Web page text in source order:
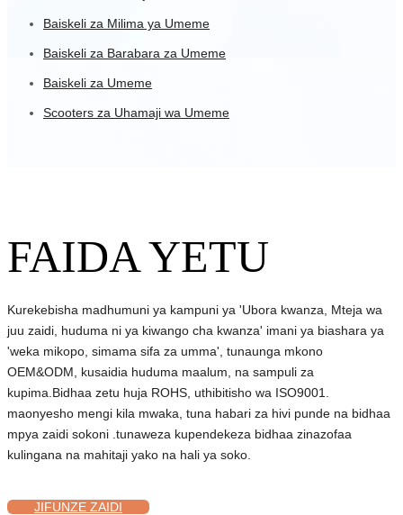
Baiskeli za Milima ya Umeme
Baiskeli za Barabara za Umeme
Baiskeli za Umeme
Scooters za Uhamaji wa Umeme
FAIDA YETU
Kurekebisha madhumuni ya kampuni ya 'Ubora kwanza, Mteja wa
juu zaidi, huduma ni ya kiwango cha kwanza' imani ya biashara ya
'weka mikopo, simama sifa za umma', tunaunga mkono
OEM&ODM, kusaidia huduma maalum, na sampuli za
kupima.Bidhaa zetu huja ROHS, uthibitisho wa ISO9001.
maonyesho mengi kila mwaka, tuna habari za hivi punde na bidhaa
mpya zaidi sokoni .tunaweza kupendekeza bidhaa zinazofaa
kulingana na mahitaji yako na hali ya soko.
JIFUNZE ZAIDI